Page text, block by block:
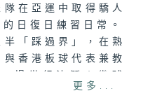
在亞運中取得驕人
日復日練習日常。
「踩過界」，在熟
香港板球代表兼教
更多...